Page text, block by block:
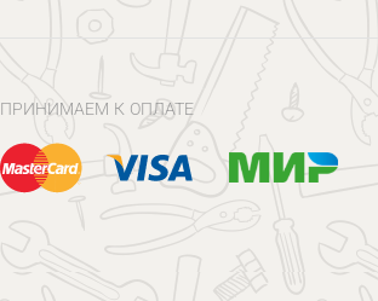
ПРИНИМАЕМ К ОПЛАТЕ